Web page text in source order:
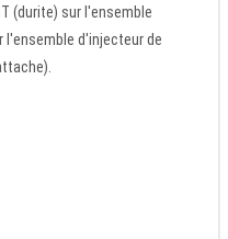
(durite) sur l'ensemble
l'ensemble d'injecteur de